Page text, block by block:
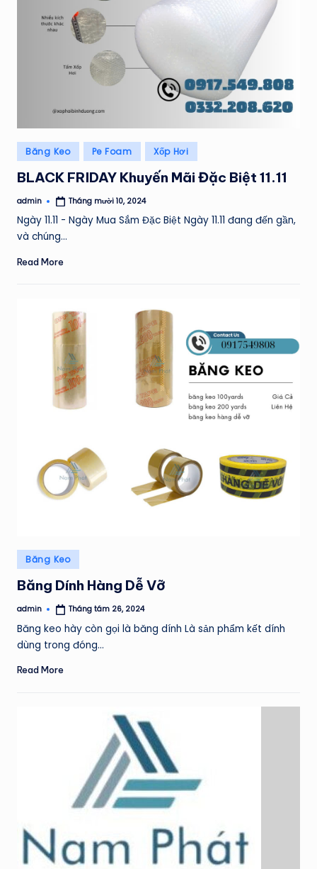
Posted
in
Băng Keo Pe Foam Xốp Hơi
BLACK FRIDAY Khuyến Mãi Đặc Biệt 11.11
Posted
admin Tháng mười 10, 2024
Ngày 11.11 - Ngày Mua Sắm Đặc Biệt Ngày 11.11 đang đến gần,
và chúng…
Read More
Posted
in
Băng Keo
Băng Dính Hàng Dễ Vỡ
Posted
admin Tháng tám 26, 2024
Băng keo hày còn gọi là băng dính Là sản phẩm kết dính
dùng trong đóng…
Read More